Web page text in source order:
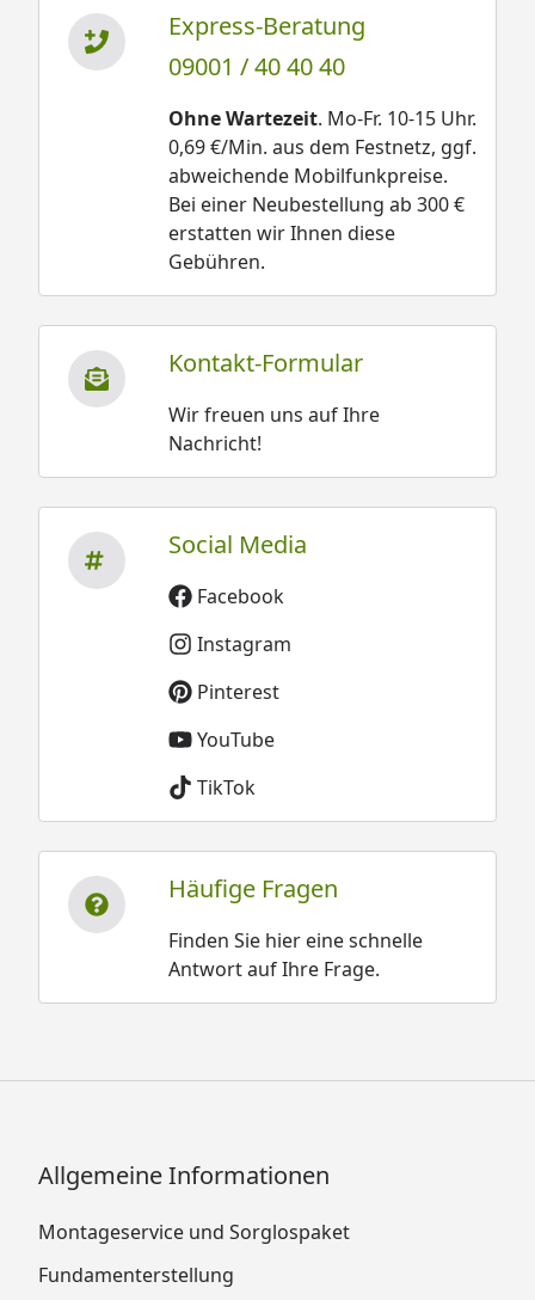
Express-Beratung
09001 / 40 40 40
Ohne Wartezeit. Mo-Fr. 10-15 Uhr.
0,69 €/Min. aus dem Festnetz, ggf.
abweichende Mobilfunkpreise.
Bei einer Neubestellung ab 300 €
erstatten wir Ihnen diese
Gebühren.
Kontakt-Formular
Wir freuen uns auf Ihre
Nachricht!
Social Media
Facebook
Instagram
Pinterest
YouTube
TikTok
Häufige Fragen
Finden Sie hier eine schnelle
Antwort auf Ihre Frage.
Allgemeine Informationen
Montageservice und Sorglospaket
Fundamenterstellung